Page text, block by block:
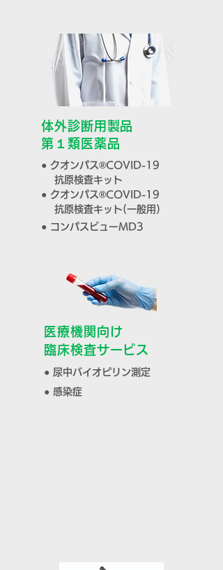
第１類医薬品
体外診断用製品
● クオンパス®COVID-19
抗原検査キット
● クオンパス®COVID-19
抗原検査キット(一般用)
● コンパスビューMD3
医療機関向け
臨床検査サービス
● 尿中バイオピリン測定
● 感染症